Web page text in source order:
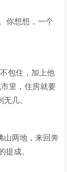
你想想，一个
包住，加上他
里，住房就要
几。
山两地，来回奔
提成。